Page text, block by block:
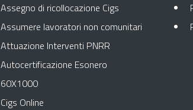
Assegno di ricollocazione Cigs
Assumere lavoratori non comunitari
Attuazione Interventi PNRR
Autocertificazione Esonero
60X1000
Cigs Online